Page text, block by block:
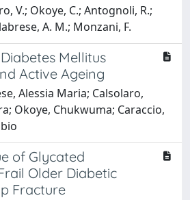
V.; Okoye, C.; Antognoli, R.;
A. M.; Monzani, F.
Mellitus
Active Ageing
Alessia Maria; Calsolaro,
Okoye, Chukwuma; Caraccio,
of Glycated
Older Diabetic
Fracture